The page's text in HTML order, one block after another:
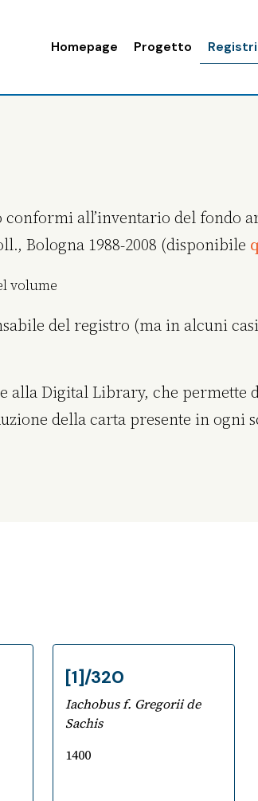
Homepage Progetto Registri
all’inventario del fondo
Bologna 1988-2008 (disponibile
volume
del registro (ma in alcuni
alla Digital Library, che
della carta presente in ogni
[1]/320
Iachobus f. Gregorii de
Sachis
1400